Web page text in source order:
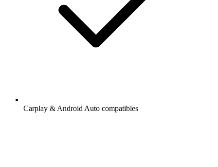
Carplay & Android Auto compatibles